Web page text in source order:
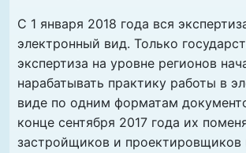
С 1 января 2018 года вся
электронный вид. Только
экспертиза на уровне регионов
нарабатывать практику работы в
виде по одним форматам
конце сентября 2017 года их
застройщиков и проектировщиков